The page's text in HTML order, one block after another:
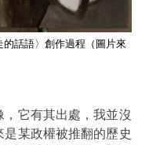
的話語〉創作過程 （圖片來
它有其出處，我並沒
某政權被推翻的歷史